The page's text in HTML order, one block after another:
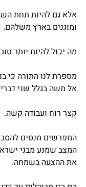
אלא גם להיות תחת
ומוגנים בארץ משלהם.
מה יכול להיות יותר
מספרת לנו התורה כי
אל משה בגלל שני
קצר רוח ועבודה קשה.
המפרשים מנסים
המצב שמנע מבני
את ההצעה בשמחה.